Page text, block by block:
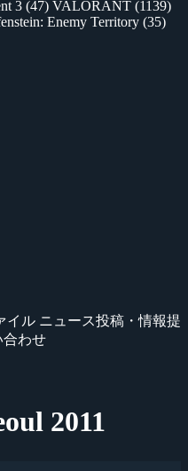
3 (47) VALORANT (1139)
Enemy Territory (35)
イル ニュース投稿・情報提
合わせ
2011